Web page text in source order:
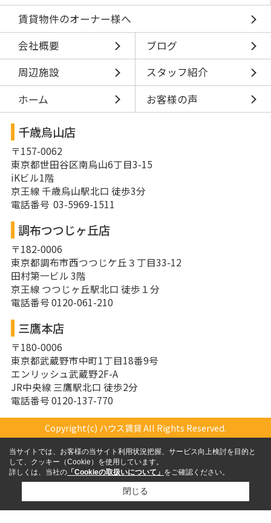
賃貸物件のオーナー様へ
会社概要
ブログ
周辺施設
スタッフ紹介
ホーム
お客様の声
千歳烏山店
〒157-0062
東京都世田谷区南烏山6丁目3-15
iKビル1階
京王線 千歳烏山駅北口 徒歩3分
電話番号 03-5969-1511
調布つつじヶ丘店
〒182-0006
東京都調布市西つつじケ丘３丁目33-12
田村第一ビル 3階
京王線 つつじヶ丘駅北口 徒歩１分
電話番号 0120-061-210
三鷹本店
〒180-0006
東京都武蔵野市中町1丁目18番9号
エンリッシュ武蔵野2F-A
JR中央線 三鷹駅北口 徒歩2分
電話番号 0120-137-770
Copyright(c) ハウス賃貸 All Rights Reserved.
当サイトでは、お客様の当サイト利用状況把握、サービス向上検討を目的と
して、クッキー（Cookie）を使用しています。
詳しくは、当社の 「Cookieの取扱いについて」 をご確認ください。
閉じる